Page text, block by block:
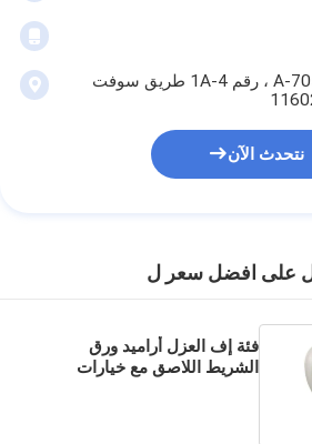
غرفة سوفت فيو سنتر A-705 ، رقم 1A-4 طريق سوفت
نتحدث الآن
على افضل سعر ل
فئة إف العزل أراميد ورق
الشريط اللاصق مع خيارات